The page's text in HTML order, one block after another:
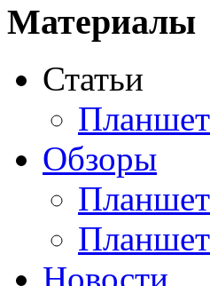
Acme
Ainol
Altinet
Amazon
Amber
Ampe
Материалы
Статьи
Обзоры